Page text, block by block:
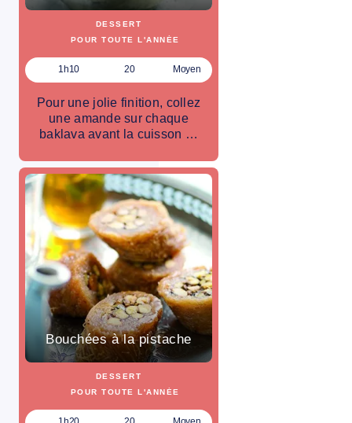
DESSERT
POUR TOUTE L'ANNÉE
1h10 20 Moyen
Pour une jolie finition, collez
une amande sur chaque
baklava avant la cuisson …
Bouchées à la pistache
DESSERT
POUR TOUTE L'ANNÉE